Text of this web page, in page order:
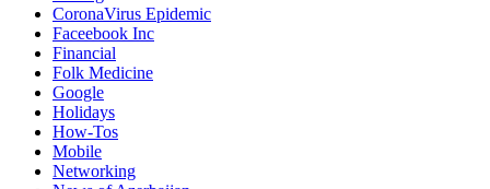
CoronaVirus Epidemic
Faceebook Inc
Financial
Folk Medicine
Google
Holidays
How-Tos
Mobile
Networking